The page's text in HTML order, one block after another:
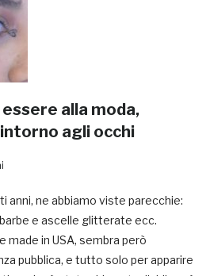
alla moda,
agli occhi
anni, ne abbiamo viste parecchie:
e ascelle glitterate ecc.
made in USA, sembra però
pubblica, e tutto solo per apparire